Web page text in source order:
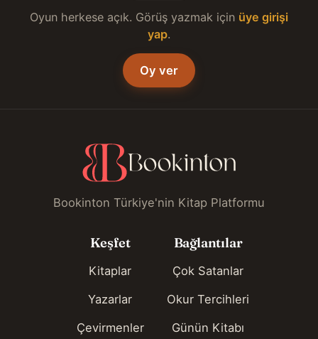
Oyun herkese açık. Görüş yazmak için üye girişi
yap.
Oy ver
Bookinton Türkiye'nin Kitap Platformu
Keşfet
Kitaplar
Yazarlar
Çevirmenler
Bağlantılar
Çok Satanlar
Okur Tercihleri
Günün Kitabı